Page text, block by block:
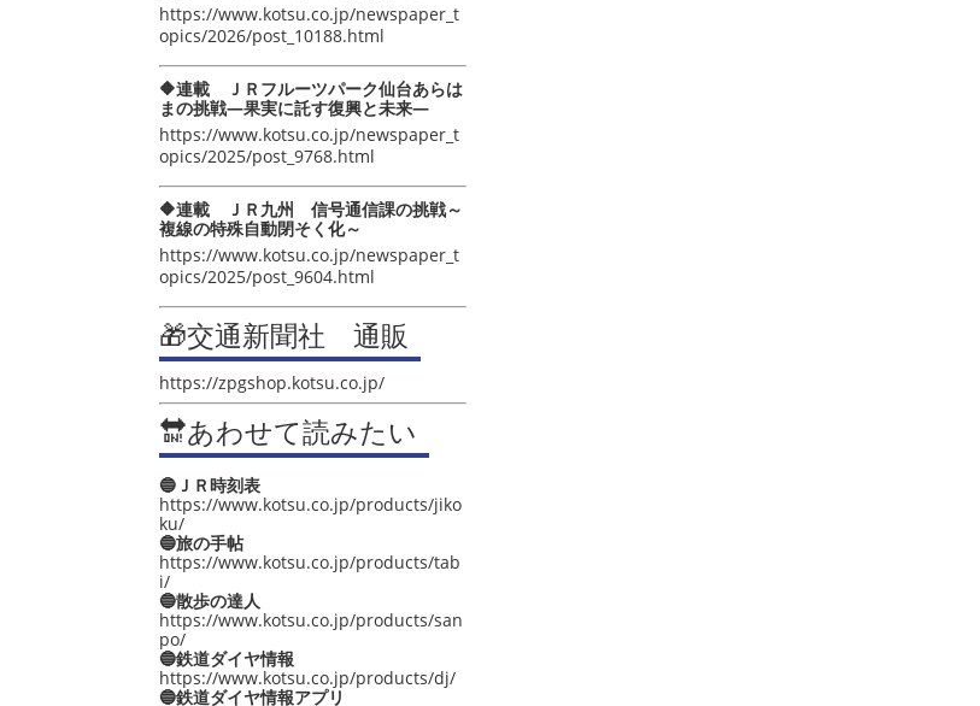
https://www.kotsu.co.jp/newspaper_t
opics/2026/post_10188.html
🔶連載 ＪＲフルーツパーク仙台あらは
まの挑戦―果実に託す復興と未来―
https://www.kotsu.co.jp/newspaper_t
opics/2025/post_9768.html
🔶連載 ＪＲ九州 信号通信課の挑戦～
複線の特殊自動閉そく化～
https://www.kotsu.co.jp/newspaper_t
opics/2025/post_9604.html
🎁交通新聞社 通販
https://zpgshop.kotsu.co.jp/
🔛あわせて読みたい
🔵ＪＲ時刻表
https://www.kotsu.co.jp/products/jiko
ku/
🔵旅の手帖
https://www.kotsu.co.jp/products/tab
i/
🔵散歩の達人
https://www.kotsu.co.jp/products/san
po/
🔵鉄道ダイヤ情報
https://www.kotsu.co.jp/products/dj/
🔵鉄道ダイヤ情報アプリ